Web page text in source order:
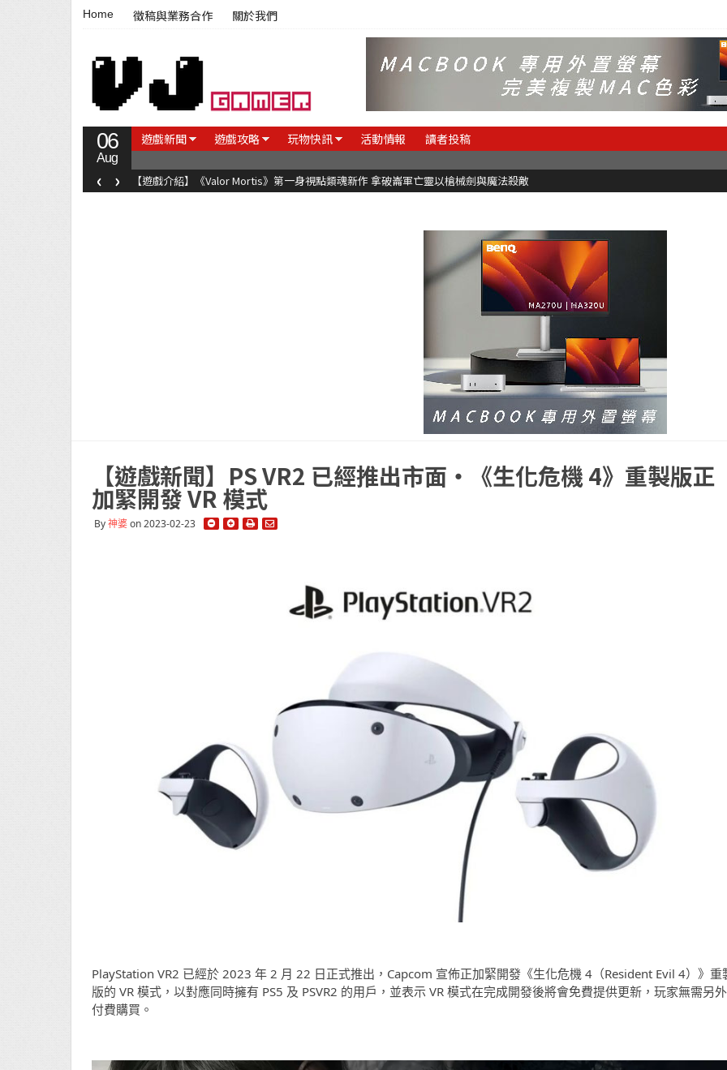
Home 徵稿與業務合作 關於我們
06
Aug
遊戲新聞 遊戲攻略 玩物快訊 活動情報 讀者投稿
【遊戲介紹】《Valor Mortis》第一身視點類魂新作 拿破崙軍亡靈以槍械劍與魔法殺敵
‹ ›
【遊戲新聞】PS VR2 已經推出市面・《生化危機 4》重製版正
加緊開發 VR 模式
By神婆on 2023-02-23
PlayStation VR2 已經於 2023 年 2 月 22 日正式推出，Capcom 宣佈正加緊開發《生化危機 4（Resident Evil 4）》重
版的 VR 模式，以對應同時擁有 PS5 及 PSVR2 的用戶，並表示 VR 模式在完成開發後將會免費提供更新，玩家無需另外
付費購買。